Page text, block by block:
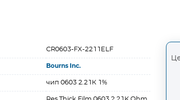
CR0603-FX-2211ELF
Bourns Inc.
чип 0603 2.21К 1%